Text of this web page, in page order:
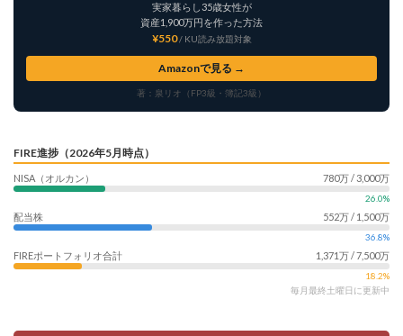
実家暮らし35歳女性が
資産1,900万円を作った方法
¥550 / KU読み放題対象
Amazonで見る →
著：泉リオ（FP3級・簿記3級）
FIRE進捗（2026年5月時点）
NISA（オルカン） 780万 / 3,000万
26.0%
配当株 552万 / 1,500万
36.8%
FIREポートフォリオ合計 1,371万 / 7,500万
18.2%
毎月最終土曜日に更新中